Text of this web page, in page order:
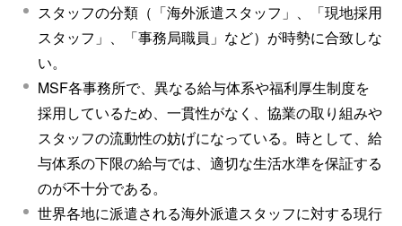
スタッフの分類（「海外派遣スタッフ」、「現地採用
スタッフ」、「事務局職員」など）が時勢に合致しな
い。
MSF各事務所で、異なる給与体系や福利厚生制度を
採用しているため、一貫性がなく、協業の取り組みや
スタッフの流動性の妨げになっている。時として、給
与体系の下限の給与では、適切な生活水準を保証する
のが不十分である。
世界各地に派遣される海外派遣スタッフに対する現行